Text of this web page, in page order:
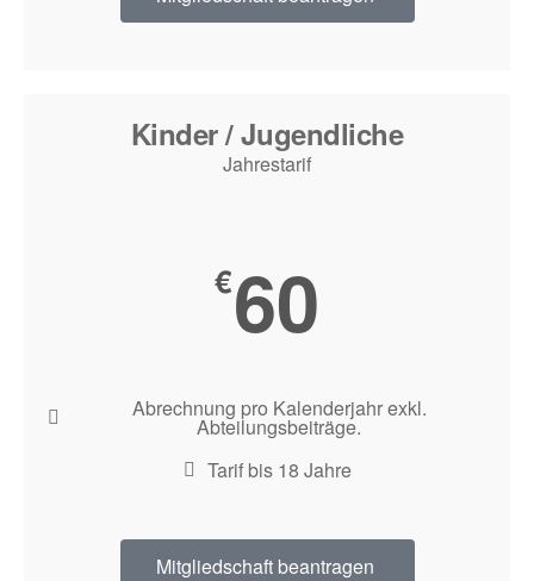
Kinder / Jugendliche
Jahrestarif
€60
Abrechnung pro Kalenderjahr exkl.
Abteilungsbeiträge.
Tarif bis 18 Jahre
Mitgliedschaft beantragen